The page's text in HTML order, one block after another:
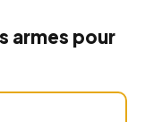
armes pour